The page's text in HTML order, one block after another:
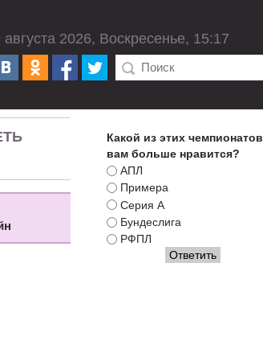
августа 2026, Воскресенье, 15:17
Какой из этих чемпионатов
вам больше нравится?
АПЛ
Примера
Серия А
Бундеслига
РФПЛ